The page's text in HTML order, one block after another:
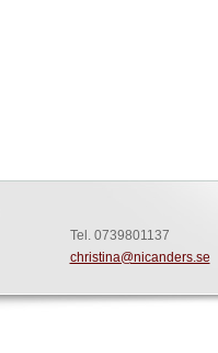
Tel. 0739801137
christina@nicanders.se